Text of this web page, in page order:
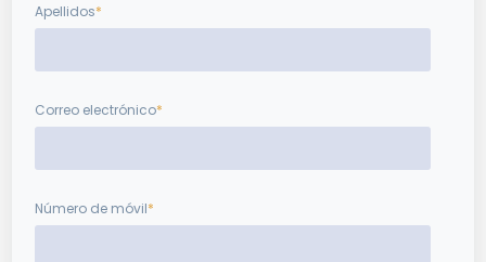
Apellidos*
Correo electrónico*
Número de móvil*